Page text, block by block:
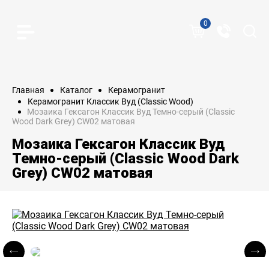
0
Главная Каталог
Керамогранит
Керамогранит Классик Вуд (Classic Wood)
Мозаика Гексагон Классик Вуд Темно-серый (Classic
Wood Dark Grey) CW02 матовая
Мозаика Гексагон Классик Вуд
Темно-серый (Classic Wood Dark
Grey) CW02 матовая